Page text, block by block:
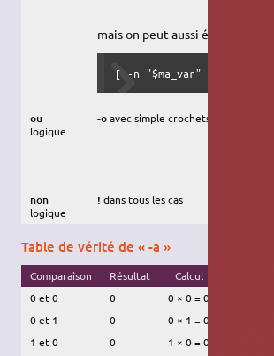
mais on peut aussi écrire :
[ -n "$ma_var" ] &&  [
ou
logique
-oavec simple crochets
non
logique
! dans tous les cas
Table de vérité de « -a »
Comparaison Résultat
Calcul
0 et 0
0
0 × 0 = 0
0 et 1
0
0 × 1 = 0
1 et 0
0
1 × 0 = 0